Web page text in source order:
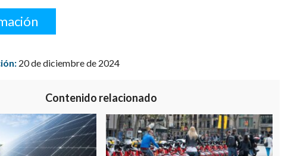
20 de diciembre de 2024
Contenido relacionado